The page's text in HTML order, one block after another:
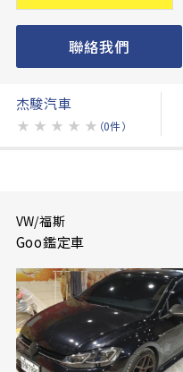
聯絡我們
杰駿汽車
★ ★ ★ ★ ★ （0件）
VW/福斯
Goo鑑定車